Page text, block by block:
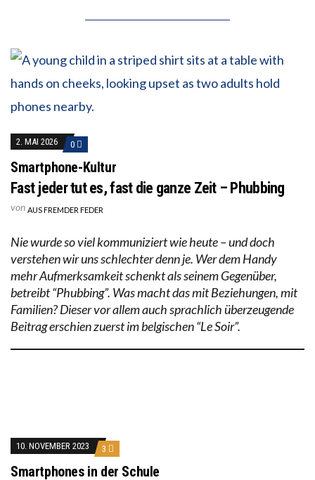
2. MAI 2026 0
Smartphone-Kultur
Fast jeder tut es, fast die ganze Zeit – Phubbing
von AUS FREMDER FEDER
Nie wurde so viel kommuniziert wie heute – und doch
verstehen wir uns schlechter denn je. Wer dem Handy
mehr Aufmerksamkeit schenkt als seinem Gegenüber,
betreibt “Phubbing”. Was macht das mit Beziehungen, mit
Familien? Dieser vor allem auch sprachlich überzeugende
Beitrag erschien zuerst im belgischen “Le Soir”.
10. NOVEMBER 2023 3
Smartphones in der Schule